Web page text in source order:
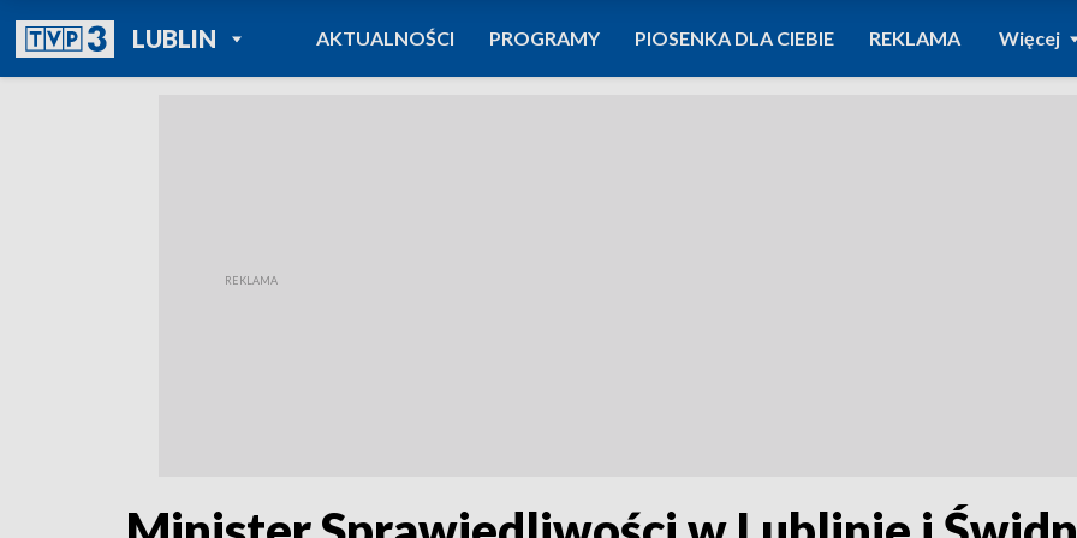
LUBLINPOWRÓT DO
TVP REGIONY
AKTUALNOŚCI PROGRAMY PIOSENKA DLA CIEBIE REKLAMA Więcej